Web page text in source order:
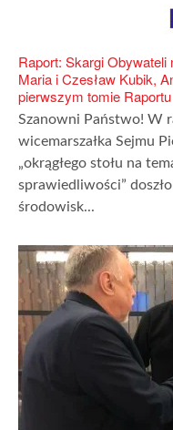
Raport: Skargi
Maria i Czesław Kubik,
pierwszym tomie Raportu
Szanowni Państwo! W
wicemarszałka Sejmu
„okrągłego stołu na
sprawiedliwości”
środowisk...